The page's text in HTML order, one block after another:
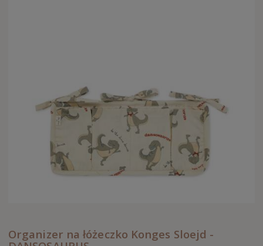
Organizer na łóżeczko Konges Sloejd -